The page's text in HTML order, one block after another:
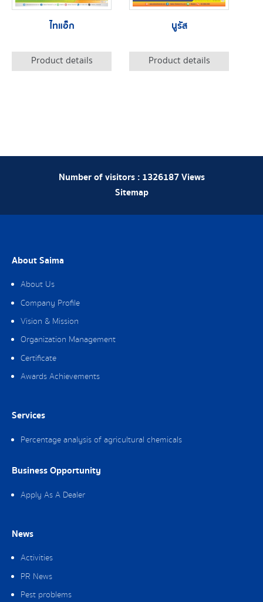
ไทแอ็ก
Product details
นูรัส
Product details
Number of visitors : 1326187Views
Sitemap
About Saima
About Us
Company Profile
Vision & Mission
Organization Management
Certificate
Awards Achievements
Services
Percentage analysis of agricultural chemicals
Business Opportunity
Apply As A Dealer
News
Activities
PR News
Pest problems